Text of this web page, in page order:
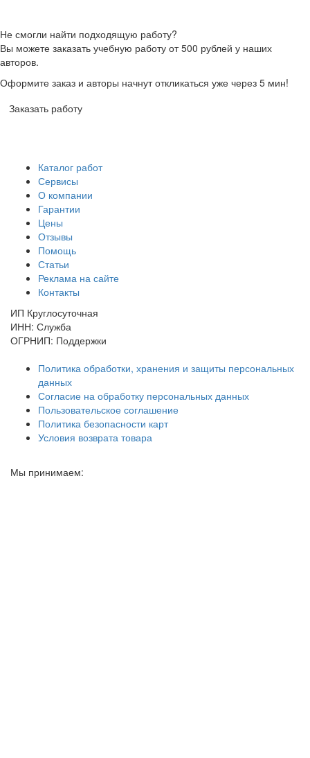
Не смогли найти подходящую работу?
Вы можете заказать учебную работу от 500 рублей у наших
авторов.
Оформите заказ и авторы начнут откликаться уже через 5 мин!
Заказать работу
Каталог работ
Сервисы
О компании
Гарантии
Цены
Отзывы
Помощь
Статьи
Реклама на сайте
Контакты
ИП Круглосуточная
ИНН: Служба
ОГРНИП: Поддержки
Политика обработки, хранения и защиты персональных
данных
Согласие на обработку персональных данных
Пользовательское соглашение
Политика безопасности карт
Условия возврата товара
Мы принимаем: